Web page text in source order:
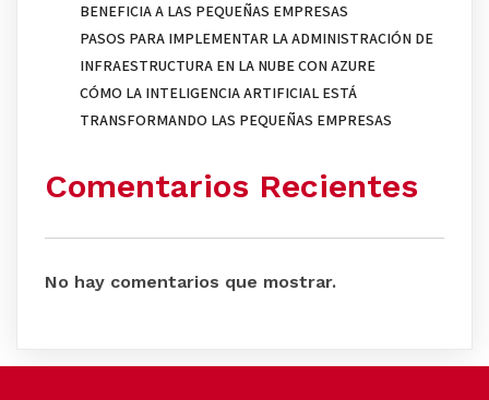
BENEFICIA A LAS PEQUEÑAS EMPRESAS
PASOS PARA IMPLEMENTAR LA ADMINISTRACIÓN DE
INFRAESTRUCTURA EN LA NUBE CON AZURE
CÓMO LA INTELIGENCIA ARTIFICIAL ESTÁ
TRANSFORMANDO LAS PEQUEÑAS EMPRESAS
Comentarios Recientes
No hay comentarios que mostrar.